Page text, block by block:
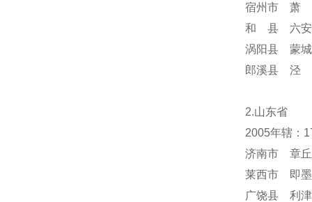
宿州市 萧
和 县 六
涡阳县 蒙
郎溪县 泾
2.山东省
2005年辖：
济南市 章
莱西市 即
广饶县 利